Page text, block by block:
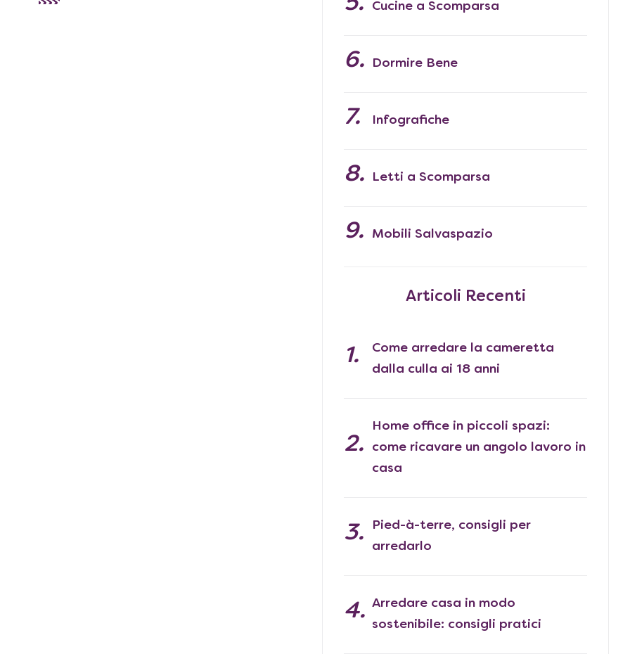
Cucine a Scomparsa
Dormire Bene
Infografiche
Letti a Scomparsa
Mobili Salvaspazio
Articoli Recenti
Come arredare la cameretta
dalla culla ai 18 anni
Home office in piccoli spazi:
come ricavare un angolo lavoro in
casa
Pied-à-terre, consigli per
arredarlo
Arredare casa in modo
sostenibile: consigli pratici